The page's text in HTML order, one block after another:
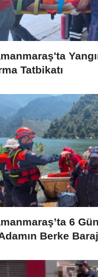
Tatbikatı
6
Berke